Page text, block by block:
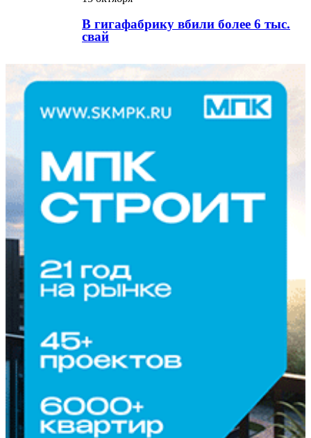
В гигафабрику вбили более 6 тыс.
свай